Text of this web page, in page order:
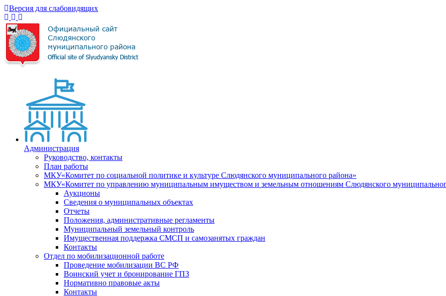
Версия для слабовидящих
Администрация
Руководство, контакты
План работы
МКУ«Комитет по социальной политике и культуре Слюдянского муниципального района»
МКУ«Комитет по управлению муниципальным имуществом и земельным отношениям Слюдянского
Аукционы
Сведения о муниципальных объектах
Отчеты
Положения, административные регламенты
Муниципальный земельный контроль
Имущественная поддержка СМСП и самозанятых граждан
Контакты
Отдел по мобилизационной работе
Проведение мобилизации ВС РФ
Воинский учет и бронирование ГПЗ
Нормативно правовые акты
Контакты